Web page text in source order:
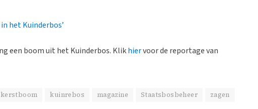
het Kuinderbos’
een boom uit het Kuinderbos. Klikhiervoor de reportage van
kerstboom kuinrebos magazine Staatsbosbeheer zagen